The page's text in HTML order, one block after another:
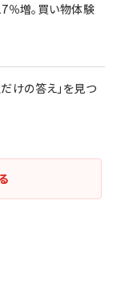
％増。買い物体験
けの答え」を見つ